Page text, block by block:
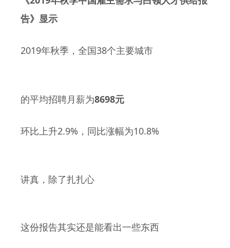
告》显示
2019年秋季，全国38个主要城市
的平均招聘月薪为8698元
环比上升2.9% ，同比涨幅为10.8%
讲真，除了扎扎心
这份报告其实还是能看出一些东西